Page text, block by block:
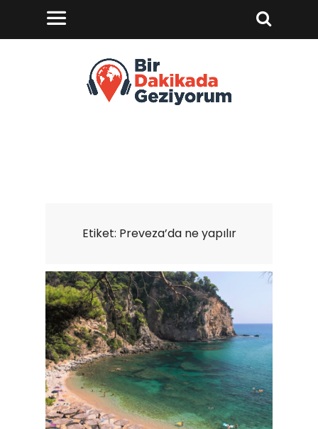
Etiket: Preveza’da ne yapılır